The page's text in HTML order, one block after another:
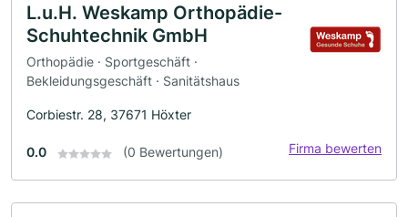
L.u.H. Weskamp Orthopädie-
Schuhtechnik GmbH
Orthopädie · Sportgeschäft ·
Bekleidungsgeschäft · Sanitätshaus
Corbiestr. 28, 37671 Höxter
0.0 (0 Bewertungen) Firma bewerten